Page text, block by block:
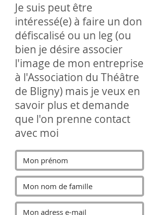
Je suis peut être
intéressé(e) à faire un don
défiscalisé ou un leg (ou
bien je désire associer
l'image de mon entreprise
à l'Association du Théâtre
de Bligny) mais je veux en
savoir plus et demande
que l'on prenne contact
avec moi